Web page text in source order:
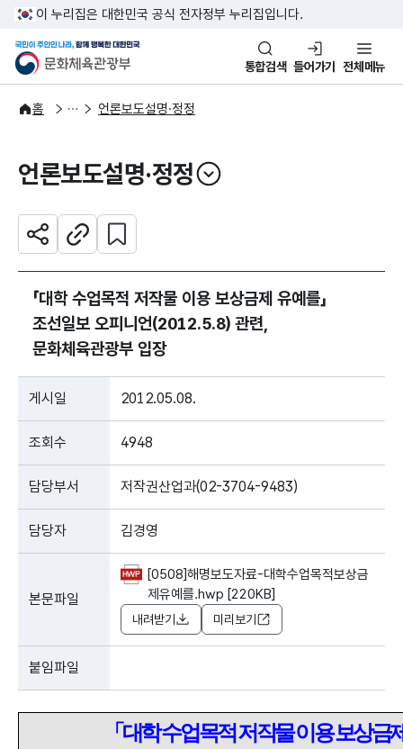
본문 바로가기
주메뉴 바로가기
이 누리집은 대한민국 공식 전자정부 누리집입니다.
문화체육관광부
국민이 주인인 나라, 함께 행복
통합검색 들어가기 전체메뉴
홈
알림·소식
보도·뉴스 언론보도설명·정정
언론보도설명·정정
열기
공유하기주소복사
관심 콘텐츠 설정하기
「대학 수업목적 저작물 이용 보상금제 유예를」
조선일보 오피니언(2012.5.8) 관련,
문화체육관광부 입장
게시일 2012.05.08.
조회수 4948
담당부서 저작권산업과(02-3704-9483)
담당자 김경영
본문파일
[0508]해명보도자료-대학수업목적보상금
제유예를.hwp [220KB]
내려받기 미리보기
붙임파일
「대학 수업목적 저작물 이용 보상금